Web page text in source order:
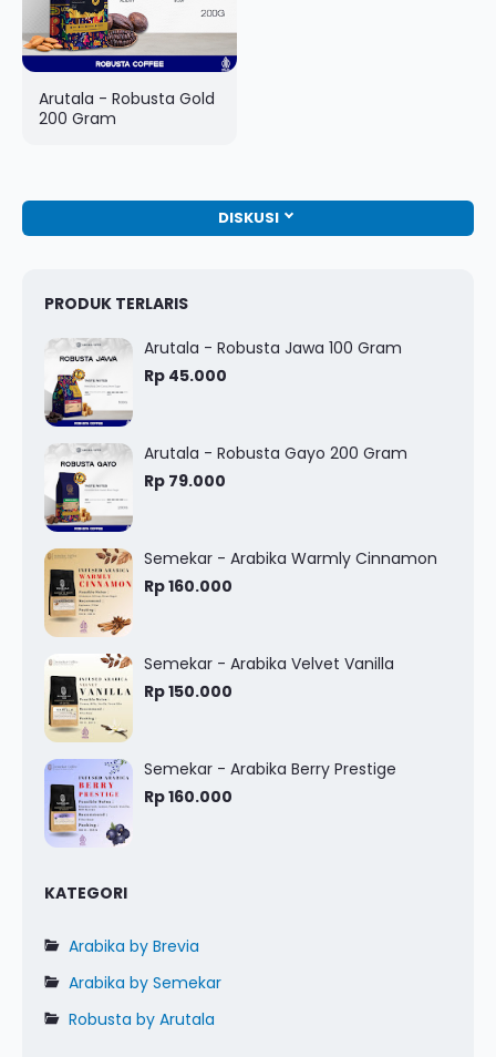
Arutala - Robusta Gold
200 Gram
DISKUSI
PRODUK TERLARIS
Arutala - Robusta Jawa 100 Gram
Rp 45.000
Arutala - Robusta Gayo 200 Gram
Rp 79.000
Semekar - Arabika Warmly Cinnamon
Rp 160.000
Semekar - Arabika Velvet Vanilla
Rp 150.000
Semekar - Arabika Berry Prestige
Rp 160.000
KATEGORI
Arabika by Brevia
Arabika by Semekar
Robusta by Arutala